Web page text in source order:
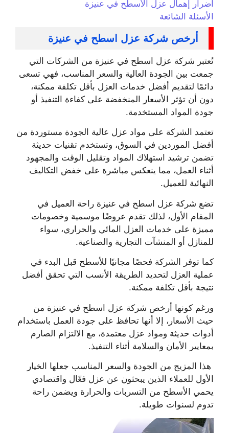
أضرار إهمال عزل الأسطح في عنيزة
الأسئلة الشائعة
أرخص شركة عزل اسطح في عنيزة
تُعتبر شركة عزل اسطح في عنيزة من الشركات التي
جمعت بين الجودة العالية والسعر المناسب، فهي تسعى
دائمًا لتقديم أفضل خدمات العزل بأقل تكلفة ممكنة،
دون أن تؤثر الأسعار المنخفضة على كفاءة التنفيذ أو
جودة المواد المستخدمة.
تعتمد الشركة على مواد عزل عالية الجودة مستوردة من
أفضل الموردين في السوق، وتستخدم تقنيات حديثة
تضمن ترشيد استهلاك المواد وتقليل الوقت والمجهود
أثناء العمل، مما ينعكس مباشرة على خفض التكاليف
النهائية للعميل.
تضع شركة عزل اسطح في عنيزة راحة العميل في
المقام الأول، لذلك تقدم عروضًا موسمية وخصومات
مميزة على خدمات العزل المائي والحراري، سواء
للمنازل أو المنشآت التجارية والصناعية.
كما توفر الشركة فحصًا مجانيًا للأسطح قبل البدء في
عملية العزل لتحديد الطريقة الأنسب التي تحقق أفضل
نتيجة بأقل تكلفة ممكنة.
ورغم كونها أرخص شركة عزل اسطح في عنيزة من
حيث الأسعار، إلا أنها تحافظ على جودة العمل باستخدام
أدوات حديثة ومواد عزل معتمدة، مع الالتزام الصارم
بمعايير الأمان والسلامة أثناء التنفيذ.
هذا المزيج من الجودة والسعر المناسب جعلها الخيار
الأول للعملاء الذين يبحثون عن عزل فعّال واقتصادي
يحمي الأسطح من التسربات والحرارة ويضمن راحة
تدوم لسنوات طويلة.